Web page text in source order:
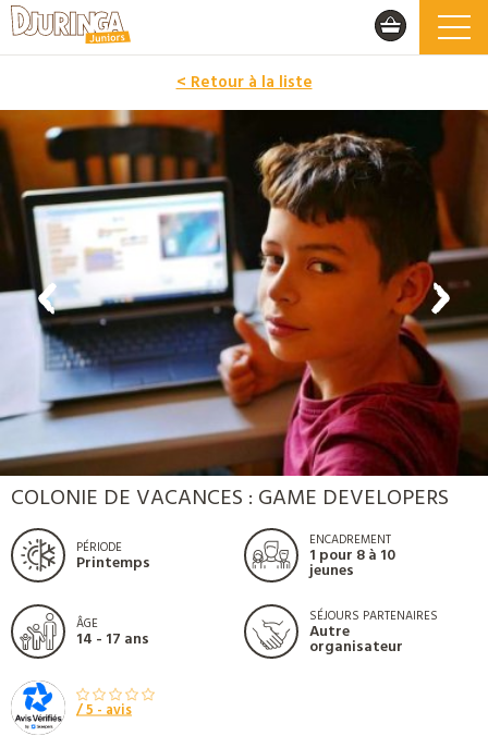
< Retour à la liste
PROMO
COLONIE DE VACANCES : GAME DEVELOPERS
PÉRIODE
Printemps
ENCADREMENT
1 pour 8 à 10
jeunes
ÂGE
14 - 17 ans
SÉJOURS PARTENAIRES
Autre
organisateur
/ 5 -avis